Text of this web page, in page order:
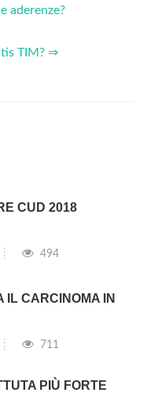
aderenze?
TIM? ⇒
CUD 2018
494
IL CARCINOMA IN
711
PIÙ FORTE